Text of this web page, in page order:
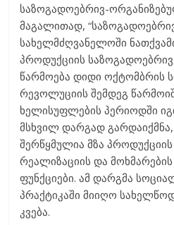
საზოგადოებრივ-
მაგალითად,
სახელმძღვანელოში
პროდუქციის
წარმოება დიდი ოქტომბრის
რევოლუციის შემდეგ
ხელისუფლების პერიოდში
მსხვილ დარგად
შერწყმულია მზა
რეალიზაციის და
ფუნქციები. ამ დარგმა
პრაქტიკაში მიიღო
კვება.